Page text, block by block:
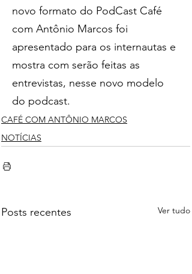
novo formato do PodCast Café
com Antônio Marcos foi
apresentado para os internautas e
mostra com serão feitas as
entrevistas, nesse novo modelo
do podcast.
CAFÉ COM ANTÔNIO MARCOS
NOTÍCIAS
Posts recentes Ver tudo